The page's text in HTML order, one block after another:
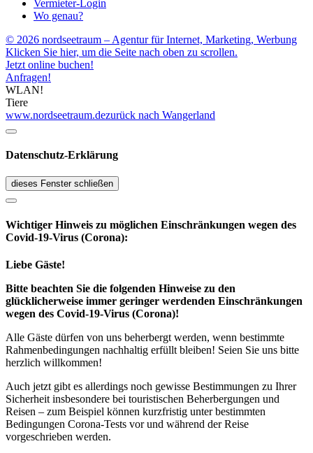
Vermieter-Login
Wo genau?
© 2026 nordseetraum – Agentur für Internet, Marketing, Werbung
Klicken Sie hier, um die Seite nach oben zu scrollen.
Jetzt online buchen!
Anfragen!
WLAN!
Tiere
www.nordseetraum.dezurück nach Wangerland
Datenschutz-Erklärung
dieses Fenster schließen
Wichtiger Hinweis zu möglichen Ein­schränk­ungen wegen des
Covid-19-Virus (Corona):
Liebe Gäste!
Bitte beachten Sie die folgenden Hinweise zu den
glücklicherweise immer geringer werdenden Einschränkungen
wegen des Covid-19-Virus (Corona)!
Alle Gäste dürfen von uns beherbergt werden, wenn bestimmte
Rahmenbedingungen nachhaltig erfüllt bleiben! Seien Sie uns bitte
herzlich willkommen!
Auch jetzt gibt es allerdings noch gewisse Bestimmungen zu Ihrer
Sicherheit insbesondere bei touristischen Beherbergungen und
Reisen – zum Beispiel können kurzfristig unter bestimmten
Bedingungen Corona-Tests vor und während der Reise
vorgeschrieben werden.